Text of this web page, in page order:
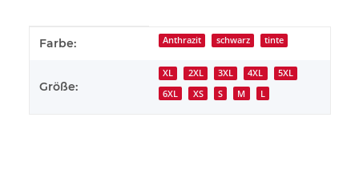
Produkteigenschaft
Wert
Farbe: Anthrazit schwarz tinte
Größe:
XL 2XL 3XL 4XL
5XL
6XL
XS S M L